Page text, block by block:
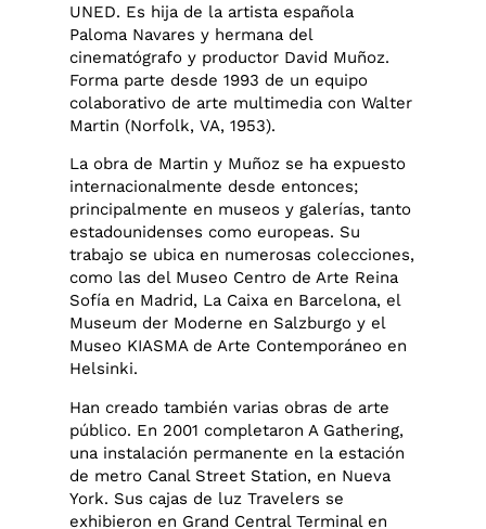
UNED. Es hija de la artista española
Paloma Navares y hermana del
cinematógrafo y productor David Muñoz.
Forma parte desde 1993 de un equipo
colaborativo de arte multimedia con Walter
Martin (Norfolk, VA, 1953).
La obra de Martin y Muñoz se ha expuesto
internacionalmente desde entonces;
principalmente en museos y galerías, tanto
estadounidenses como europeas. Su
trabajo se ubica en numerosas colecciones,
como las del Museo Centro de Arte Reina
Sofía en Madrid, La Caixa en Barcelona, el
Museum der Moderne en Salzburgo y el
Museo KIASMA de Arte Contemporáneo en
Helsinki.
Han creado también varias obras de arte
público. En 2001 completaron A Gathering,
una instalación permanente en la estación
de metro Canal Street Station, en Nueva
York. Sus cajas de luz Travelers se
exhibieron en Grand Central Terminal en